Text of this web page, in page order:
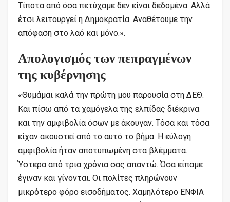
Τίποτα από όσα πετύχαμε δεν είναι δεδομένα. Αλλά
έτσι λειτουργεί η Δημοκρατία. Αναθέτουμε την
απόφαση στο λαό και μόνο.».
Απολογισμός των πεπραγμένων
της κυβέρνησης
«Θυμάμαι καλά την πρώτη μου παρουσία στη ΔΕΘ.
Και πίσω από τα χαμόγελα της ελπίδας διέκρινα
και την αμφιβολία όσων με άκουγαν. Τόσα και τόσα
είχαν ακουστεί από το αυτό το βήμα. Η εύλογη
αμφιβολία ήταν αποτυπωμένη στα βλέμματα.
Ύστερα από τρια χρόνια σας απαντώ. Όσα είπαμε
έγιναν και γίνονται. Οι πολίτες πληρώνουν
μικρότερο φόρο εισοδήματος. Χαμηλότερο ΕΝΦΙΑ